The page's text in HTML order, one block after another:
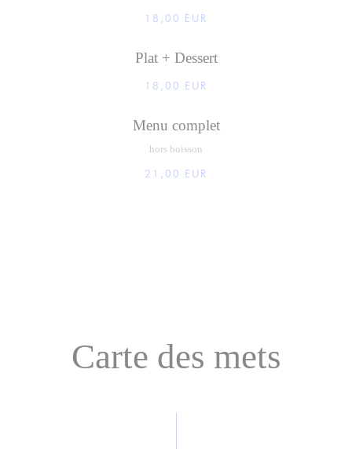
18,00 EUR
Plat + Dessert
18,00 EUR
Menu complet
hors boisson
21,00 EUR
Carte des mets